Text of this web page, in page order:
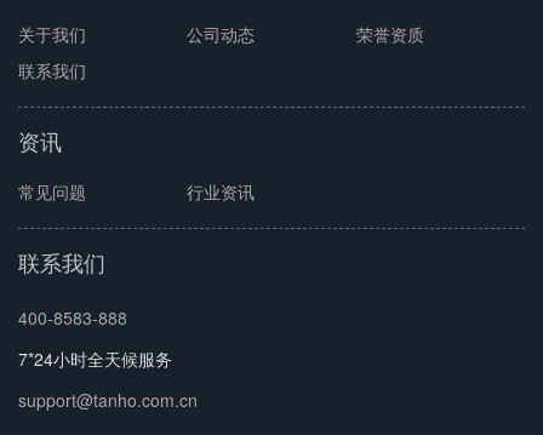
关于我们 公司动态
荣誉资质
联系我们
资讯
常见问题 行业资讯
联系我们
400-8583-888
7*24小时全天候服务
support@tanho.com.cn